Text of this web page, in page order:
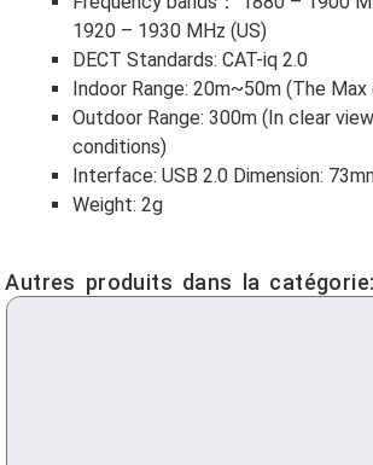
1920 – 1930 MHz (US)
DECT Standards: CAT-iq 2.0
Indoor Range: 20m~50m (The
Outdoor Range: 300m (In clear
conditions)
Interface: USB 2.0 Dimension:
Weight: 2g
Autres produits dans la catégorie: